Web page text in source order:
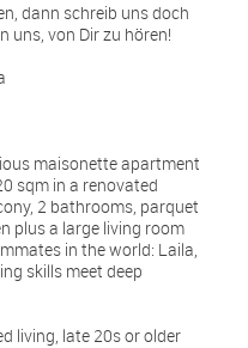
dann schreib uns doch
uns, von Dir zu hören!
maisonette apartment
sqm in a renovated
2 bathrooms, parquet
plus a large living room
in the world: Laila,
skills meet deep
living, late 20s or older